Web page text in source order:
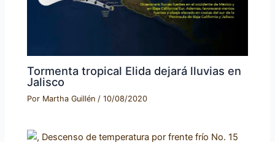
Tormenta tropical Elida dejará lluvias en
Jalisco
Por Martha Guillén /10/08/2020